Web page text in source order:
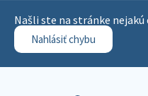
Našli ste na stránke nejakú
Nahlásiť chybu